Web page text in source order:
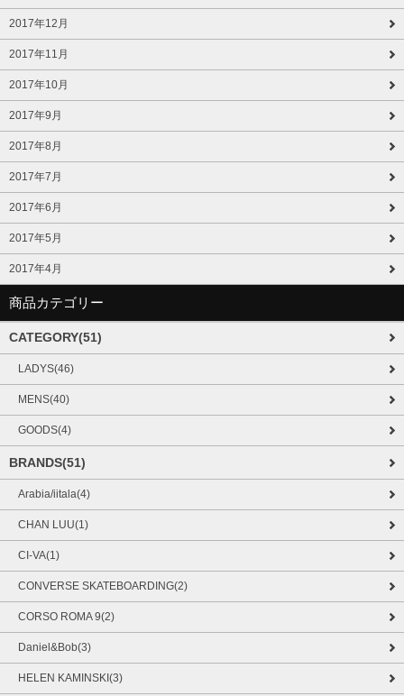
2017年12月
2017年11月
2017年10月
2017年9月
2017年8月
2017年7月
2017年6月
2017年5月
2017年4月
商品カテゴリー
CATEGORY(51)
LADYS(46)
MENS(40)
GOODS(4)
BRANDS(51)
Arabia/iitala(4)
CHAN LUU(1)
CI-VA(1)
CONVERSE SKATEBOARDING(2)
CORSO ROMA 9(2)
Daniel&Bob(3)
HELEN KAMINSKI(3)